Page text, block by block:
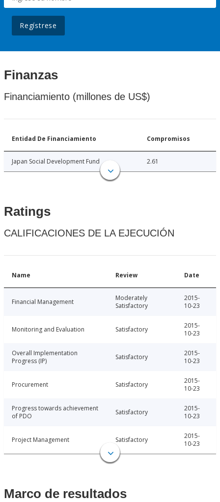
Regístrese
Finanzas
Financiamiento (millones de US$)
Entidad De Financiamiento Compromisos
Japan Social Development Fund 2.61
Ratings
CALIFICACIONES DE LA EJECUCIÓN
Name Review Date
Financial Management
Moderately
Satisfactory
2015-
10-23
Monitoring and Evaluation Satisfactory
2015-
10-23
Overall Implementation
Progress (IP)
Satisfactory
2015-
10-23
Procurement Satisfactory
2015-
10-23
Progress towards achievement
of PDO
Satisfactory
2015-
10-23
Project Management Satisfactory
2015-
10-23
Marco de resultados